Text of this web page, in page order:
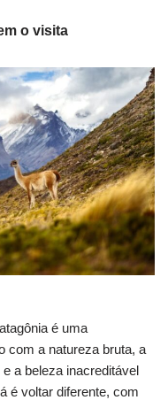
o visita
é uma
com a natureza bruta, a
a beleza inacreditável
é voltar diferente, com